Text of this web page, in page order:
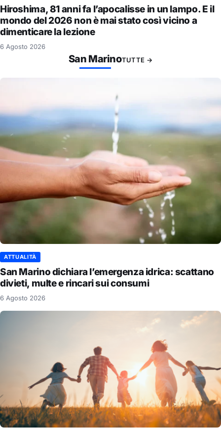
Hiroshima, 81 anni fa l’apocalisse in un lampo. E il
mondo del 2026 non è mai stato così vicino a
dimenticare la lezione
6 Agosto 2026
San MarinoTUTTE →
ATTUALITÀ
San Marino dichiara l’emergenza idrica: scattano
divieti, multe e rincari sui consumi
6 Agosto 2026